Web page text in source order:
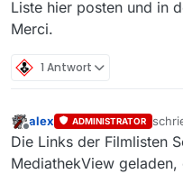
Liste hier posten und in
Merci.
1 Antwort
Offline
alex ADMINISTRATOR
Die Links der Filmlisten
MediathekView